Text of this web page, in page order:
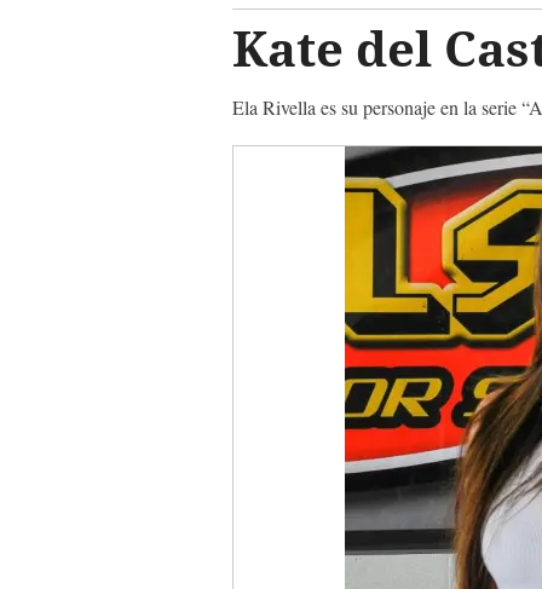
Kate del
Ela Rivella es su personaje en la serie